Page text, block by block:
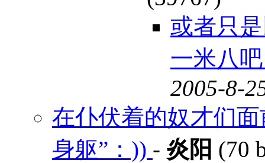
或者只
一米八
2005-8-
在仆伏着的奴才们
身躯”：)) - 炎阳 (70